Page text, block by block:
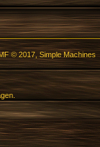
© 2017,Simple Machines